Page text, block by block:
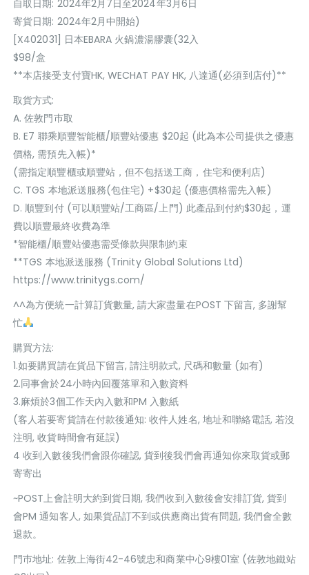
自取日期: 2024年2月7日至2024年3月6日
寄貨日期: 2024年2月中開始)
[X402031] 日本EBARA 火鍋濃湯膠囊(32入
$98/盒
**本店接受支付寶HK, WECHAT PAY HK, 八達通(必須到店付)**
取貨方式:
A. 佐敦門巿取
B. E7 聯乘順豐智能櫃/順豐站優惠 $20起 (此為本公司提供之優惠
價格, 需預先入帳)*
(需指定順豐櫃或順豐站，但不包括送工商，住宅和便利店)
C. TGS 本地派送服務(包住宅) +$30起 (優惠價格需先入帳)
D. 順豐到付 (可以順豐站/工商區/上門) 此產品到付約$30起，運
費以順豐最終收費為準
*智能櫃/順豐站優惠需受條款與限制約束
**TGS 本地派送服務 (Trinity Global Solutions Ltd)
https://www.trinitygs.com/
^^為方便統一計算訂貨數量, 請大家盡量在POST 下留言, 多謝幫
忙
購買方法:
1.如要購買請在貨品下留言, 請注明款式, 尺碼和數量 (如有)
2.同事會於24小時內回覆落單和入數資料
3.麻煩於3個工作天內入數和PM 入數紙
(客人若要寄貨請在付款後通知: 收件人姓名, 地址和聯絡電話, 若沒
注明, 收貨時間會有延誤)
4 收到入數後我們會跟你確認, 貨到後我們會再通知你來取貨或郵
寄寄出
~POST上會註明大約到貨日期, 我們收到入數後會安排訂貨, 貨到
會PM 通知客人, 如果貨品訂不到或供應商出貨有問題, 我們會全數
退款。
門巿地址: 佐敦上海街42-46號忠和商業中心9樓01室 (佐敦地鐵站